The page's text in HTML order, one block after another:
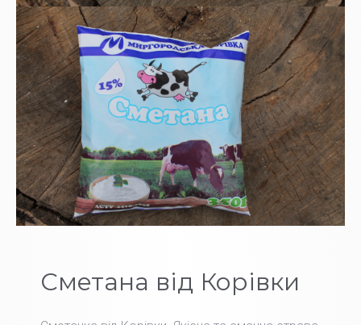
Сметана від Корівки